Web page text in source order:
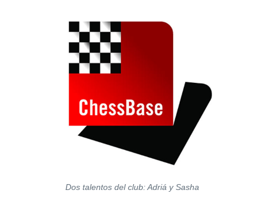
Dos talentos del club: Adriá y Sasha